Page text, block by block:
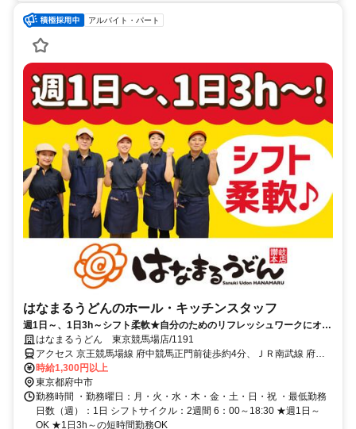
アルバイト・パート
はなまるうどんのホール・キッチンスタッフ
週1日～、1日3h～シフト柔軟★自分のためのリフレッシュワークにオス
スメ★
はなまるうどん 東京競馬場店/1191
アクセス 京王競馬場線 府中競馬正門前徒歩約4分、ＪＲ南武線 府中
本町東京競馬場口徒歩約9分、京王線 府中（東京都）徒歩約12分 府
中競馬正門前駅より徒歩3分
時給1,300円以上
東京都府中市
勤務時間 ・勤務曜日：月・火・水・木・金・土・日・祝 ・最低勤務
日数（週）：1日 シフトサイクル：2週間 6：00～18:30 ★週1日～
OK ★1日3h～の短時間勤務OK